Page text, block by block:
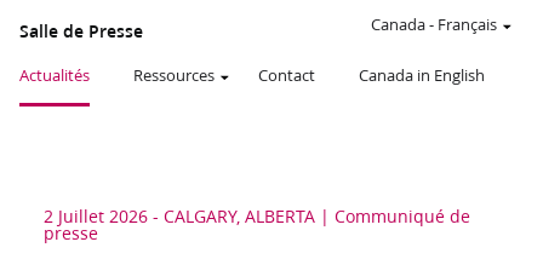
Salle de Presse
Actualités Ressources Contact Canada in English
Canada- Français
2 Juillet 2026 - CALGARY, ALBERTA Communiqué de
presse